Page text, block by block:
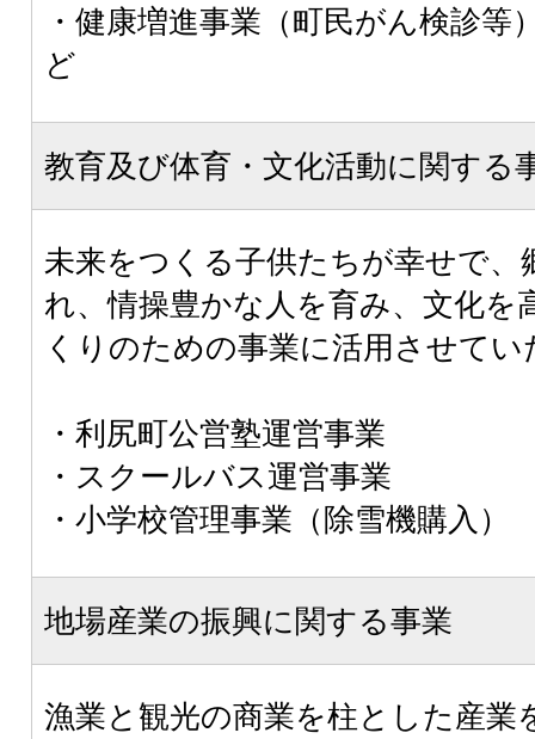
・健康増進事業（町民がん
ど
教育及び体育・文化活動に関する
未来をつくる子供たちが幸せで、
れ、情操豊かな人を育み、文化を
くりのための事業に活用させて
・利尻町公営塾運営事業
・スクールバス運営事業
・小学校管理事業（除雪機購入
地場産業の振興に関する事業
漁業と観光の商業を柱とした産業